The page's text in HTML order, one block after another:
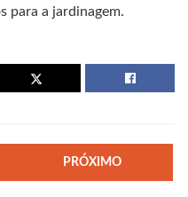
para a jardinagem.
PRÓXIMO